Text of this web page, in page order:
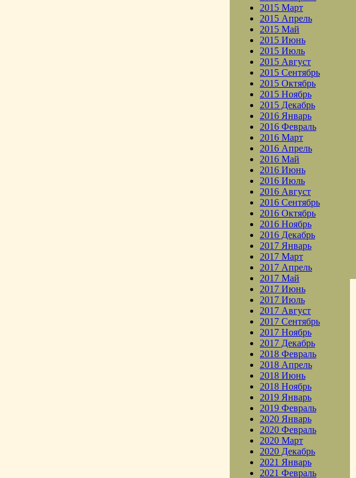
2015 Март
2015 Апрель
2015 Май
2015 Июнь
2015 Июль
2015 Август
2015 Сентябрь
2015 Октябрь
2015 Ноябрь
2015 Декабрь
2016 Январь
2016 Февраль
2016 Март
2016 Апрель
2016 Май
2016 Июнь
2016 Июль
2016 Август
2016 Сентябрь
2016 Октябрь
2016 Ноябрь
2016 Декабрь
2017 Январь
2017 Март
2017 Апрель
2017 Май
2017 Июнь
2017 Июль
2017 Август
2017 Сентябрь
2017 Ноябрь
2017 Декабрь
2018 Февраль
2018 Апрель
2018 Июнь
2018 Ноябрь
2019 Январь
2019 Февраль
2020 Январь
2020 Февраль
2020 Март
2020 Декабрь
2021 Январь
2021 Февраль